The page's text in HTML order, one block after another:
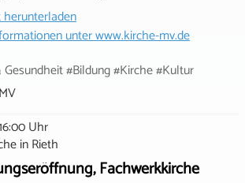
unterwww.kirche-mv.de
#Bildung #Kirche #Kultur
Uhr
inRieth
Fachwerkkirche